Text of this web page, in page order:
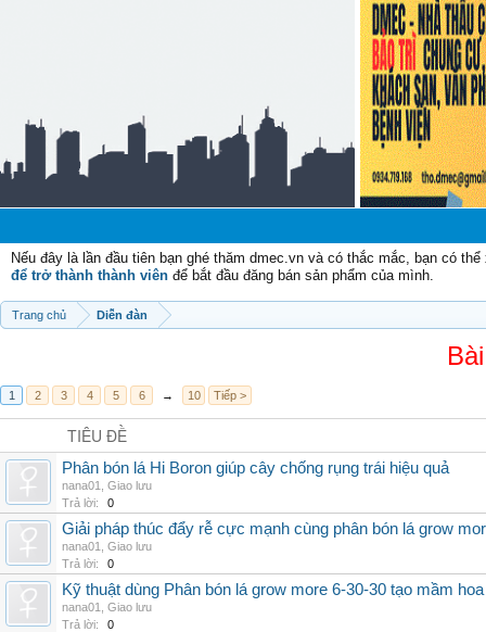
Nếu đây là lần đầu tiên bạn ghé thăm dmec.vn và có thắc mắc, bạn có
để trở thành thành viên để bắt đầu đăng bán sản phẩm của mình.
Trang chủ Diễn đàn
1 2 3 4 5 6 → 10 Tiếp >
TIÊU ĐỀ
Phân bón lá Hi Boron giúp cây chống rụng trái hiệu quả
nana01
Giao lưu
Trả lời:
0
Giải pháp thúc đẩy rễ cực mạnh cùng phân bón lá grow
nana01
Giao lưu
Trả lời:
0
Kỹ thuật dùng Phân bón lá grow more 6-30-30 tạo mầm hoa
nana01
Giao lưu
Trả lời:
0